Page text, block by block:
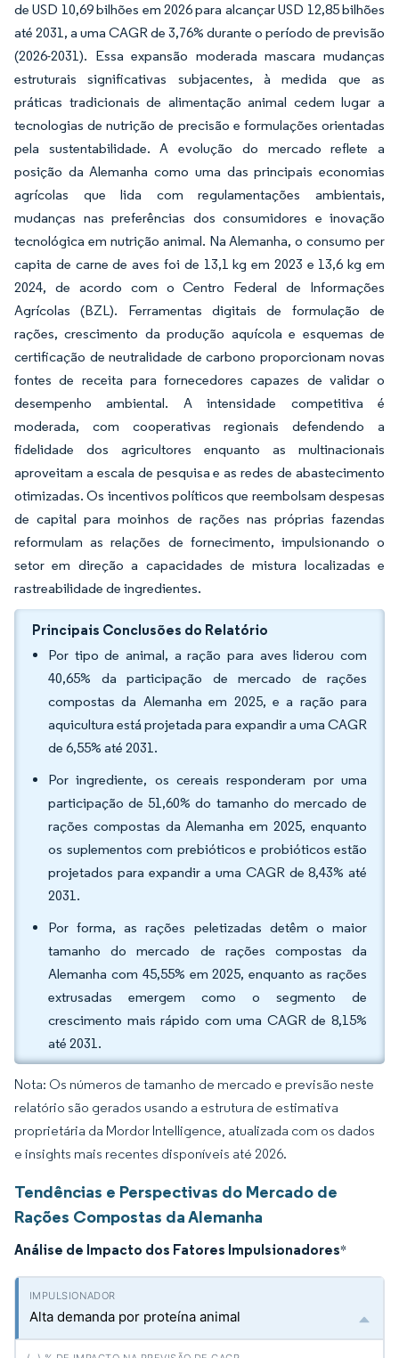
de USD 10,69 bilhões em 2026 para alcançar USD 12,85 bilhões
até 2031, a uma CAGR de 3,76% durante o período de previsão
(2026-2031). Essa expansão moderada mascara mudanças
estruturais significativas subjacentes, à medida que as
práticas tradicionais de alimentação animal cedem lugar a
tecnologias de nutrição de precisão e formulações orientadas
pela sustentabilidade. A evolução do mercado reflete a
posição da Alemanha como uma das principais economias
agrícolas que lida com regulamentações ambientais,
mudanças nas preferências dos consumidores e inovação
tecnológica em nutrição animal. Na Alemanha, o consumo per
capita de carne de aves foi de 13,1 kg em 2023 e 13,6 kg em
2024, de acordo com o Centro Federal de Informações
Agrícolas (BZL). Ferramentas digitais de formulação de
rações, crescimento da produção aquícola e esquemas de
certificação de neutralidade de carbono proporcionam novas
fontes de receita para fornecedores capazes de validar o
desempenho ambiental. A intensidade competitiva é
moderada, com cooperativas regionais defendendo a
fidelidade dos agricultores enquanto as multinacionais
aproveitam a escala de pesquisa e as redes de abastecimento
otimizadas. Os incentivos políticos que reembolsam despesas
de capital para moinhos de rações nas próprias fazendas
reformulam as relações de fornecimento, impulsionando o
setor em direção a capacidades de mistura localizadas e
rastreabilidade de ingredientes.
Principais Conclusões do Relatório
Por tipo de animal, a ração para aves liderou com
40,65% da participação de mercado de rações
compostas da Alemanha em 2025, e a ração para
aquicultura está projetada para expandir a uma CAGR
de 6,55% até 2031.
Por ingrediente, os cereais responderam por uma
participação de 51,60% do tamanho do mercado de
rações compostas da Alemanha em 2025, enquanto
os suplementos com prebióticos e probióticos estão
projetados para expandir a uma CAGR de 8,43% até
2031.
Por forma, as rações peletizadas detêm o maior
tamanho do mercado de rações compostas da
Alemanha com 45,55% em 2025, enquanto as rações
extrusadas emergem como o segmento de
crescimento mais rápido com uma CAGR de 8,15%
até 2031.
Nota: Os números de tamanho de mercado e previsão neste
relatório são gerados usando a estrutura de estimativa
proprietária da Mordor Intelligence, atualizada com os dados
e insights mais recentes disponíveis até 2026.
Tendências e Perspectivas do Mercado de
Rações Compostas da Alemanha
Análise de Impacto dos Fatores Impulsionadores*
Alta demanda por proteína animal